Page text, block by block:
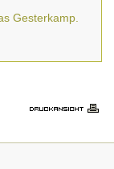
Gesterkamp.